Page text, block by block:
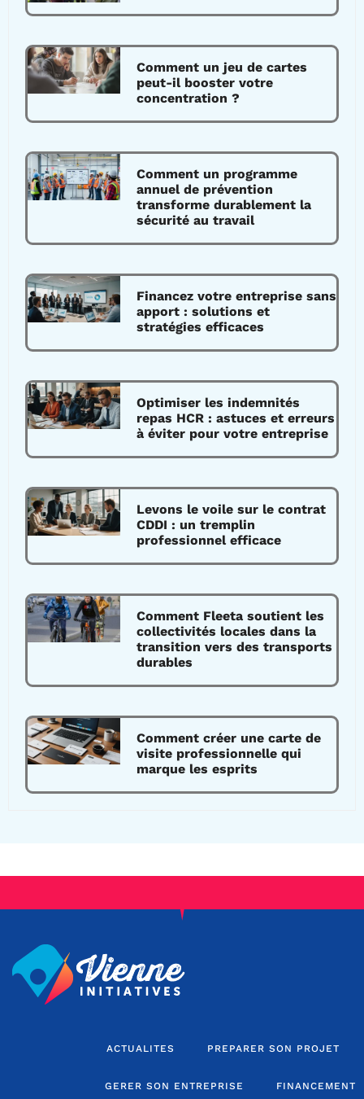
Comment un jeu de cartes
peut-il booster votre
concentration ?
Comment un programme
annuel de prévention
transforme durablement la
sécurité au travail
Financez votre entreprise sans
apport : solutions et
stratégies efficaces
Optimiser les indemnités
repas HCR : astuces et erreurs
à éviter pour votre entreprise
Levons le voile sur le contrat
CDDI : un tremplin
professionnel efficace
Comment Fleeta soutient les
collectivités locales dans la
transition vers des transports
durables
Comment créer une carte de
visite professionnelle qui
marque les esprits
ACTUALITES PREPARER SON PROJET
GERER SON ENTREPRISE FINANCEMENT